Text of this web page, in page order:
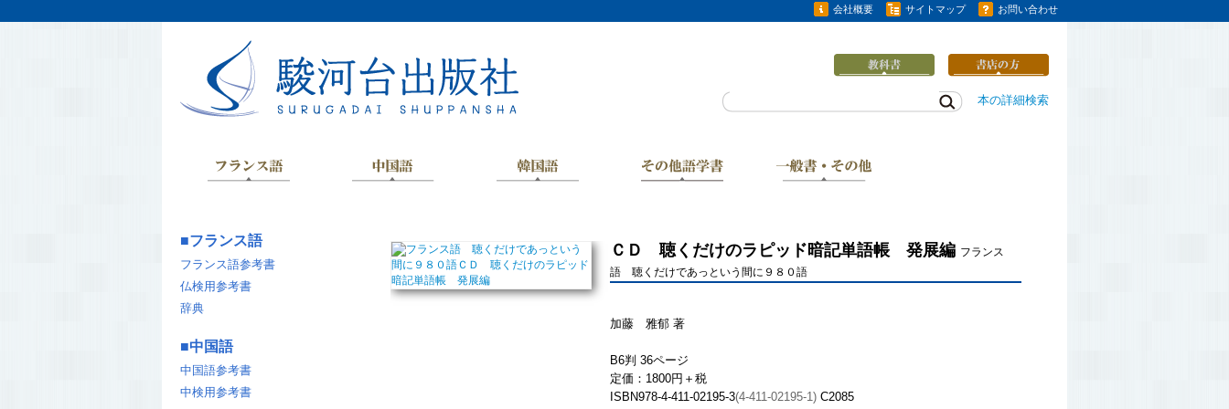
会社概要 サイトマップ お問い合わせ
本の詳細検索
ＣＤ 聴くだけのラピッド暗記単語帳 発展編 フランス
語 聴くだけであっという間に９８０語
加藤 雅郁 著
B6判 36ページ
定価：1800円＋税
ISBN978-4-411-02195-3(4-411-02195-1) C2085
■フランス語
フランス語参考書
仏検用参考書
辞典
■中国語
中国語参考書
中検用参考書